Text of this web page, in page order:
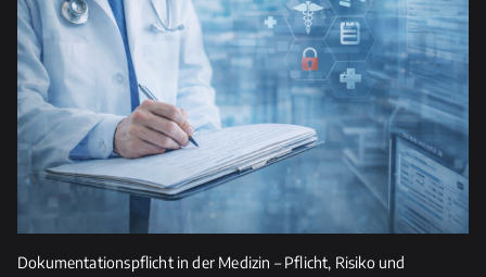
r.
Patientenrechten,
Digitalisierung
und
medizinischer
Verantwortung
Dokumentationspflicht in der Medizin – Pflicht, Risiko und